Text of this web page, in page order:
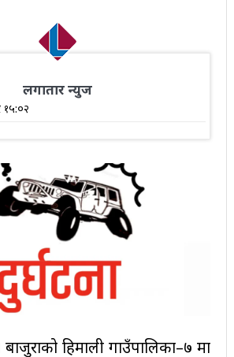
लगातार न्युज
१५:०२
हिमाली गाउँपालिका–७ मा